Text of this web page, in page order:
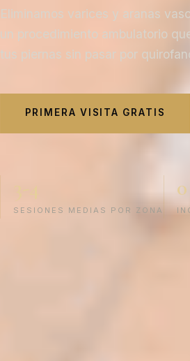
Eliminamos varices y aranas
un procedimiento ambulatorio
tus piernas sin pasar por
PRIMERA VISITA GRATIS
SESIONES MEDIAS POR ZONA
0